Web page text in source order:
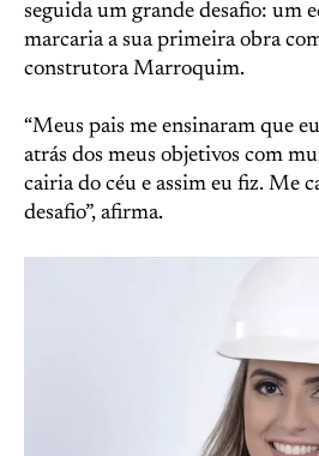
seguida um grande desafio: um
marcaria a sua primeira obra
construtora Marroquim.
“Meus pais me ensinaram que
atrás dos meus objetivos com
cairia do céu e assim eu fiz. Me
desafio”, afirma.